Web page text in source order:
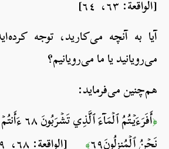
[الواقعة: ٦٣، ٦٤]
آیا به آنچه می‌کارید، توجه
می‌رویانید یا ما می‌رویانیم؟
هم‌چنین می‌فرماید:
﴿
أَفَرَءَيۡتُمُ
نَحۡنُ ٱلۡمُنزِلُونَ٦٩
﴾
[الواقعة: ٦٨، ٦٩]